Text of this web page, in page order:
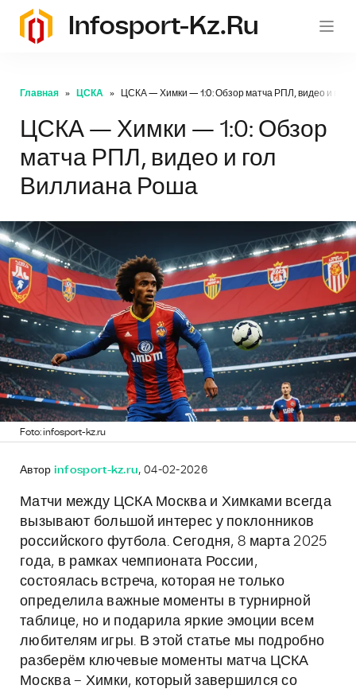
Infosport-Kz.ru
Главная ЦСКА ЦСКА — Химки — 1:0: Обзор матча РПЛ, видео и гол
ЦСКА — Химки — 1:0: Обзор
матча РПЛ, видео и гол
Виллиана Роша
Foto: infosport-kz.ru
Автор infosport-kz.ru, 04-02-2026
Матчи между ЦСКА Москва и Химками всегда
вызывают большой интерес у поклонников
российского футбола. Сегодня, 8 марта 2025
года, в рамках чемпионата России,
состоялась встреча, которая не только
определила важные моменты в турнирной
таблице, но и подарила яркие эмоции всем
любителям игры. В этой статье мы подробно
разберём ключевые моменты матча ЦСКА
Москва – Химки, который завершился со